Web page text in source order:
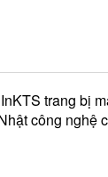
trang bị
công nghệ